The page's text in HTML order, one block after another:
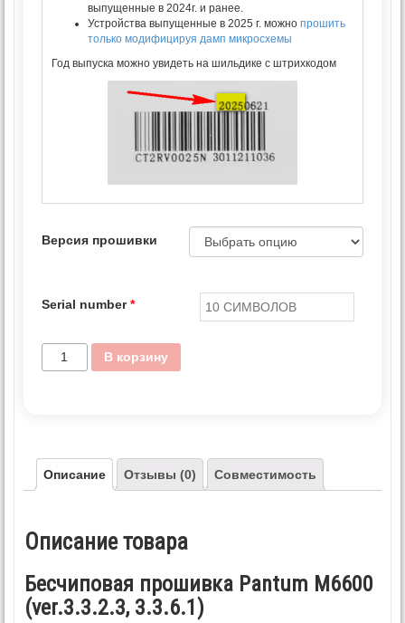
выпущенные в 2024г. и ранее.
Устройства выпущенные в 2025 г. можно прошить
только модифицируя дамп микросхемы
Год выпуска можно увидеть на шильдике с штрихкодом
Версия прошивки
Serial number*
В корзину
Описание Отзывы (0) Совместимость
Описание товара
Бесчиповая прошивка Pantum M6600
(ver.3.3.2.3, 3.3.6.1)